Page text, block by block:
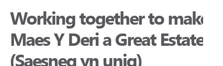
Working together to make
Maes Y Deri a Great Estate
(Saesneg yn unig)